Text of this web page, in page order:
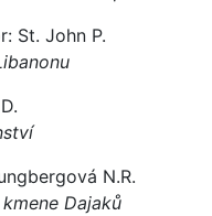
St. John P.
N.R.
Dajaků